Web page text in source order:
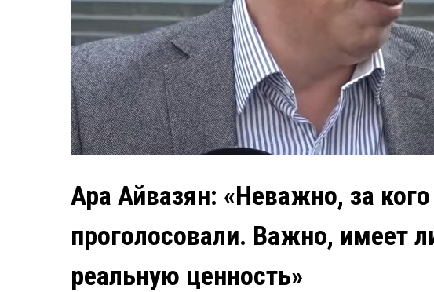
Ара Айвазян: «Неважно, за
проголосовали. Важно, имеет
реальную ценность»